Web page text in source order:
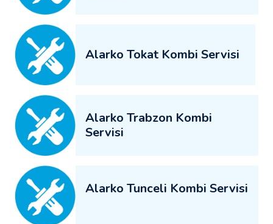
Alarko Tokat Kombi Servisi
Alarko Trabzon Kombi
Servisi
Alarko Tunceli Kombi Servisi